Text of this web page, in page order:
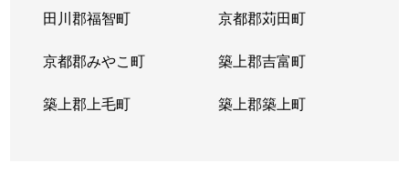
田川郡福智町 京都郡苅田町
京都郡みやこ町 築上郡吉富町
築上郡上毛町 築上郡築上町